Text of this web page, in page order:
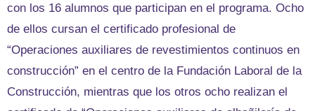
con los 16 alumnos que participan en el programa. Ocho
de ellos cursan el certificado profesional de
“Operaciones auxiliares de revestimientos continuos en
construcción” en el centro de la Fundación Laboral de la
Construcción, mientras que los otros ocho realizan el